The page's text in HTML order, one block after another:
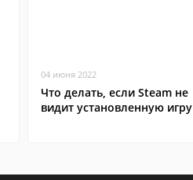
04 июня 2022
Что делать, если Steam не
видит установленную игру